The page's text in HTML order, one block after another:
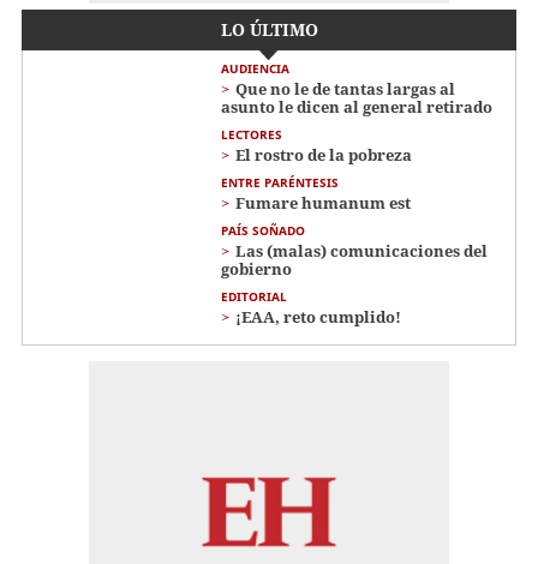
LO ÚLTIMO
AUDIENCIA
Que no le de tantas largas al
asunto le dicen al general retirado
LECTORES
El rostro de la pobreza
ENTRE PARÉNTESIS
Fumare humanum est
PAÍS SOÑADO
Las (malas) comunicaciones del
gobierno
EDITORIAL
¡EAA, reto cumplido!